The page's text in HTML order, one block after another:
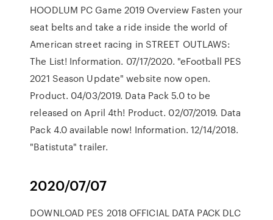
HOODLUM PC Game 2019 Overview Fasten your
seat belts and take a ride inside the world of
American street racing in STREET OUTLAWS:
The List! Information. 07/17/2020. "eFootball PES
2021 Season Update" website now open.
Product. 04/03/2019. Data Pack 5.0 to be
released on April 4th! Product. 02/07/2019. Data
Pack 4.0 available now! Information. 12/14/2018.
"Batistuta" trailer.
2020/07/07
DOWNLOAD PES 2018 OFFICIAL DATA PACK DLC